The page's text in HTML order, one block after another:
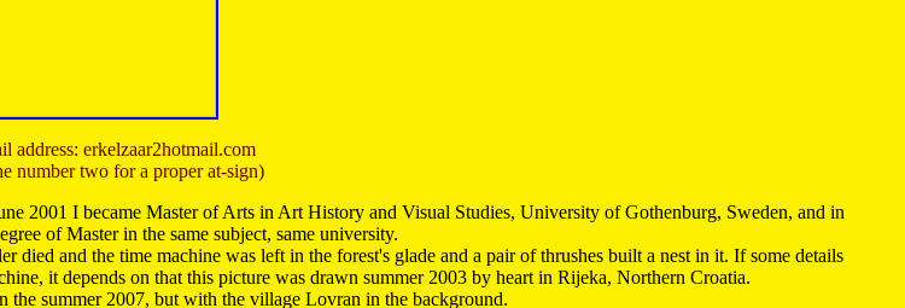
address: erkelzaar2hotmail.com
number two for a proper at-sign)
2001 I became Master of Arts in Art History and Visual Studies, University of Gothenburg, Sweden, and in
of Master in the same subject, same university.
and the time machine was left in the forest's glade and a pair of thrushes built a nest in it. If some details
it depends on that this picture was drawn summer 2003 by heart in Rijeka, Northern Croatia.
the summer 2007, but with the village Lovran in the background.